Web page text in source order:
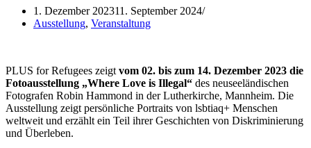
1. Dezember 202311. September 2024
Ausstellung, Veranstaltung
PLUS for Refugees zeigt vom 02. bis zum 14. Dezember 2023 die
Fotoausstellung „Where Love is Illegal“ des neuseeländischen
Fotografen Robin Hammond in der Lutherkirche, Mannheim. Die
Ausstellung zeigt persönliche Portraits von lsbtiaq+ Menschen
weltweit und erzählt ein Teil ihrer Geschichten von Diskriminierung
und Überleben.